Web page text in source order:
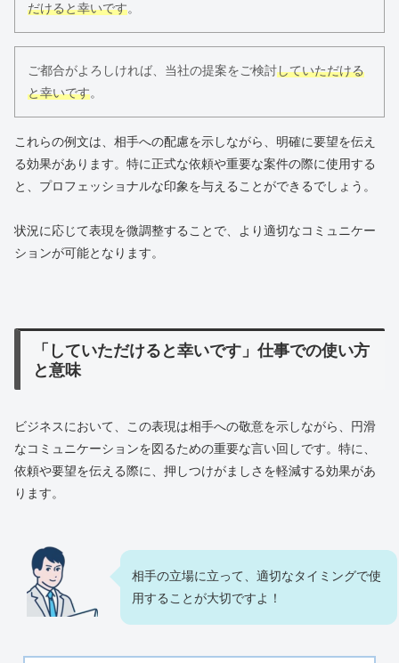
だけると幸いです。
ご都合がよろしければ、当社の提案をご検討していただける
と幸いです。
これらの例文は、相手への配慮を示しながら、明確に要望を伝え
る効果があります。特に正式な依頼や重要な案件の際に使用する
と、プロフェッショナルな印象を与えることができるでしょう。
状況に応じて表現を微調整することで、より適切なコミュニケー
ションが可能となります。
「していただけると幸いです」仕事での使い方
と意味
ビジネスにおいて、この表現は相手への敬意を示しながら、円滑
なコミュニケーションを図るための重要な言い回しです。特に、
依頼や要望を伝える際に、押しつけがましさを軽減する効果があ
ります。
相手の立場に立って、適切なタイミングで使
用することが大切ですよ！